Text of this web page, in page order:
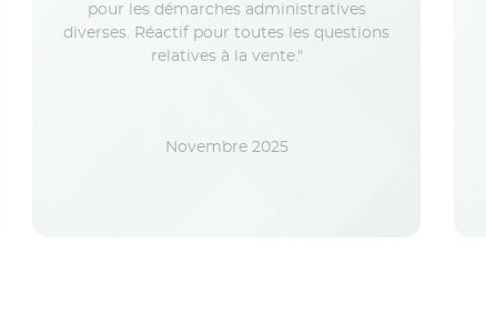
pour les démarches administratives
diverses. Réactif pour toutes les questions
relatives à la vente."
Novembre 2025